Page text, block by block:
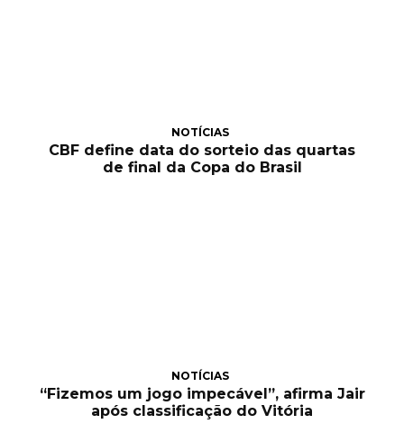
NOTÍCIAS
CBF define data do sorteio das quartas
de final da Copa do Brasil
NOTÍCIAS
“Fizemos um jogo impecável”, afirma Jair
após classificação do Vitória